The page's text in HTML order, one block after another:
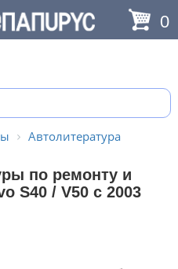
0
Автолитература
по ремонту и
S40 / V50 с 2003